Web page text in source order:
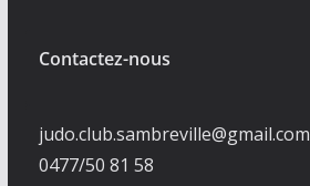
Contactez-nous
judo.club.sambreville@gmail.com
0477/50 81 58